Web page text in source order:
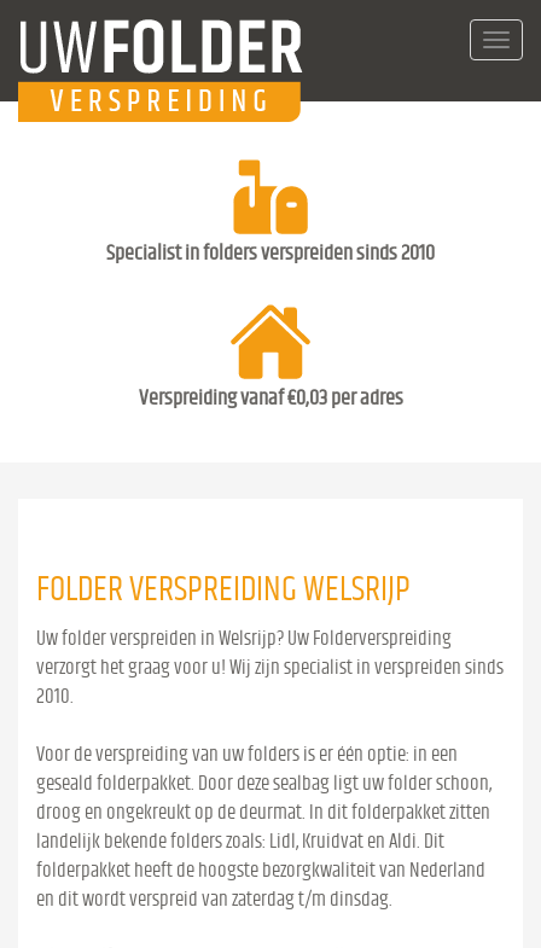
Specialist in folders verspreiden sinds 2010
Verspreiding vanaf €0,03 per adres
FOLDER VERSPREIDING WELSRIJP
Uw folder verspreiden in Welsrijp? Uw Folderverspreiding
verzorgt het graag voor u! Wij zijn specialist in verspreiden sinds
2010.
Voor de verspreiding van uw folders is er één optie: in een
geseald folderpakket. Door deze sealbag ligt uw folder schoon,
droog en ongekreukt op de deurmat. In dit folderpakket zitten
landelijk bekende folders zoals: Lidl, Kruidvat en Aldi. Dit
folderpakket heeft de hoogste bezorgkwaliteit van Nederland
en dit wordt verspreid van zaterdag t/m dinsdag.